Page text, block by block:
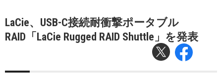
LaCie、USB-C接続耐衝撃ポータブル
RAID「LaCie Rugged RAID Shuttle」を発表